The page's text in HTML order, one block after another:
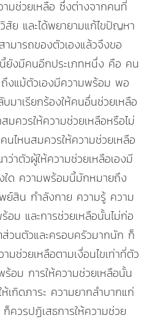
มช่วยเหลือ ซึ่งต่างจากคนที่
ย และได้พยายามแก้ไขปัญหา
มารถของตัวเองแล้วจึงขอ
ยังมีคนอีกประเภทหนึ่ง คือ คน
ถึงแม้ตัวเองมีความพร้อม พอ
มาเรียกร้องให้คนอื่นช่วยเหลือ
ควรให้ความช่วยเหลือหรือไม่
นไหนสมควรให้ความช่วยเหลือ
าตัวผู้ให้ความช่วยเหลือเองมี
ใด ความพร้อมนี้มักหมายถึง
ย์สิน กำลังกาย ความรู้ ความ
ม และการช่วยเหลือนั้นไม่ก่อ
ส่วนตัวและครอบครัวมากนัก ก็
ช่วยเหลือตามเงื่อนไขเท่าที่ตัว
ร้อม การให้ความช่วยเหลือนั้น
เกิดภาระ ความยากลำบากแก่
ควรปฏิเสธการให้ความช่วย